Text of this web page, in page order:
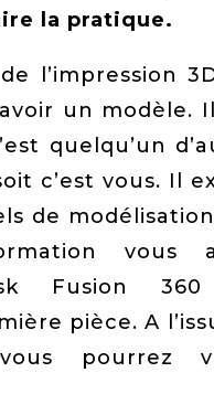
la pratique.
l’impression
un modèle.
quelqu’un
c’est vous. Il
de
vous
Fusion
pièce. A
pourrez